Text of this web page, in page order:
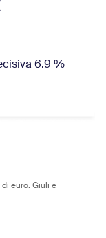
6.9 %
euro. Giuli e